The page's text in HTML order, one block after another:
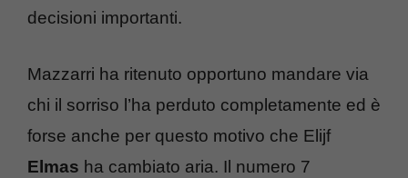
decisioni importanti.
Mazzarri ha ritenuto opportuno mandare via
chi il sorriso l’ha perduto completamente ed è
forse anche per questo motivo che Elijf
Elmas ha cambiato aria. Il numero 7